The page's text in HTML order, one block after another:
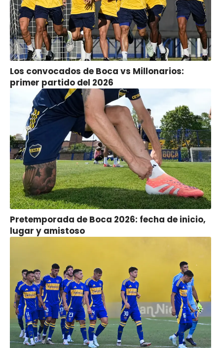
Los convocados de Boca vs Millonarios:
primer partido del 2026
Pretemporada de Boca 2026: fecha de inicio,
lugar y amistoso